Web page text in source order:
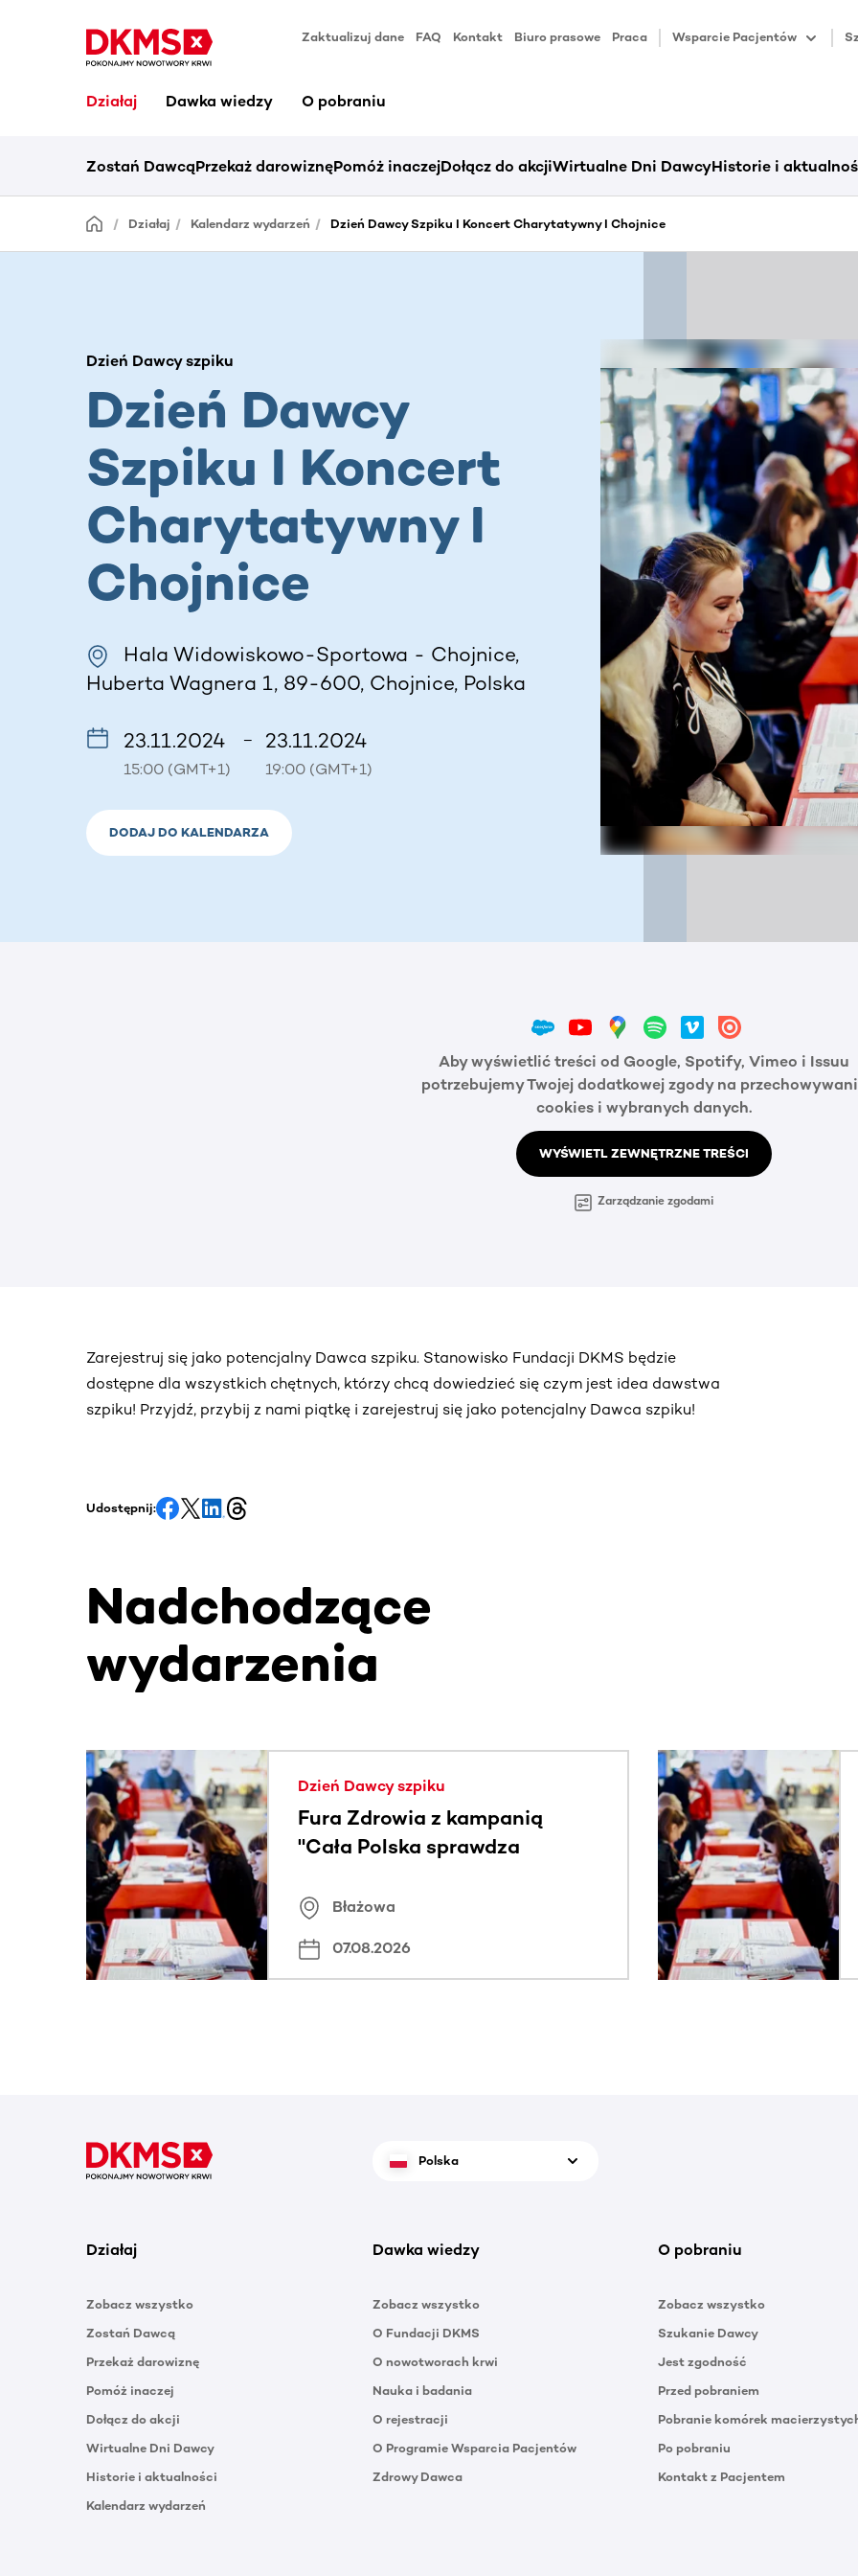
Zaktualizuj dane FAQ Kontakt Biuro prasowe Praca Wsparcie Pacjentów
Działaj Dawka wiedzy O pobraniu
Zostań DawcąPrzekaż darowiznęPomóż inaczejDołącz do akcjiWirtualne Dni DawcyHistorie i
Działaj Kalendarz wydarzeń Dzień Dawcy Szpiku I Koncert Charytatywny I Chojnice
Dzień Dawcy szpiku
Dzień Dawcy
Szpiku I Koncert
Charytatywny I
Chojnice
Hala Widowiskowo-Sportowa - Chojnice,
Huberta Wagnera 1, 89-600, Chojnice, Polska
23.11.2024
15:00 (GMT+1)
– 23.11.2024
19:00 (GMT+1)
DODAJ DO KALENDARZA
Aby wyświetlić treści od Google, Spotify, Vimeo i Issuu
potrzebujemy Twojej dodatkowej zgody na
cookies i wybranych danych.
WYŚWIETL ZEWNĘTRZNE TREŚCI
Zarządzanie zgodami
Zarejestruj się jako potencjalny Dawca szpiku. Stanowisko Fundacji DKMS będzie
dostępne dla wszystkich chętnych, którzy chcą dowiedzieć się czym jest idea dawstwa
szpiku! Przyjdź, przybij z nami piątkę i zarejestruj się jako potencjalny Dawca szpiku!
Udostępnij:
Nadchodzące
wydarzenia
Ta sekcja zawiera treści przewijane w poziomie. Użyj klawisza Tab lub przesuń palcem, aby zobaczyć
Dzień Dawcy szpiku
Fura Zdrowia z kampanią
"Cała Polska sprawdza
Błażowa
07.08.2026
Polska
Działaj
Zobacz wszystko
Zostań Dawcą
Przekaż darowiznę
Pomóż inaczej
Dołącz do akcji
Wirtualne Dni Dawcy
Historie i aktualności
Kalendarz wydarzeń
Dawka wiedzy
Zobacz wszystko
O Fundacji DKMS
O nowotworach krwi
Nauka i badania
O rejestracji
O Programie Wsparcia Pacjentów
Zdrowy Dawca
O pobraniu
Zobacz wszystko
Szukanie Dawcy
Jest zgodność
Przed pobraniem
Pobranie komórek
Po pobraniu
Kontakt z Pacjentem